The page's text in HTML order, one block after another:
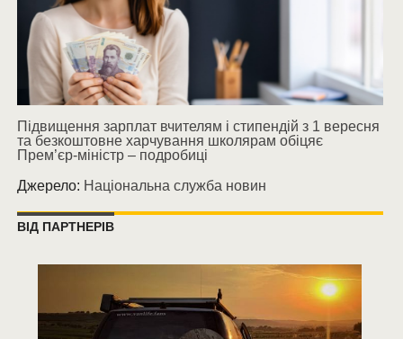
Підвищення зарплат вчителям і стипендій з 1 вересня
та безкоштовне харчування школярам обіцяє
Прем’єр-міністр – подробиці
Джерело: Національна служба новин
ВІД ПАРТНЕРІВ